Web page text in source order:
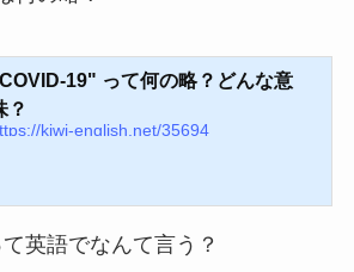
19" って何の略？どんな意
？
kiwi-english.net/35694
英語でなんて言う？